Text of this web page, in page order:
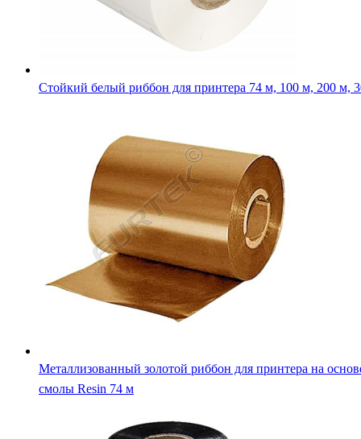
Стойкий белый риббон для принтера 74 м, 100 м, 200 м,
Металлизованный золотой риббон для принтера на
смолы Resin 74 м